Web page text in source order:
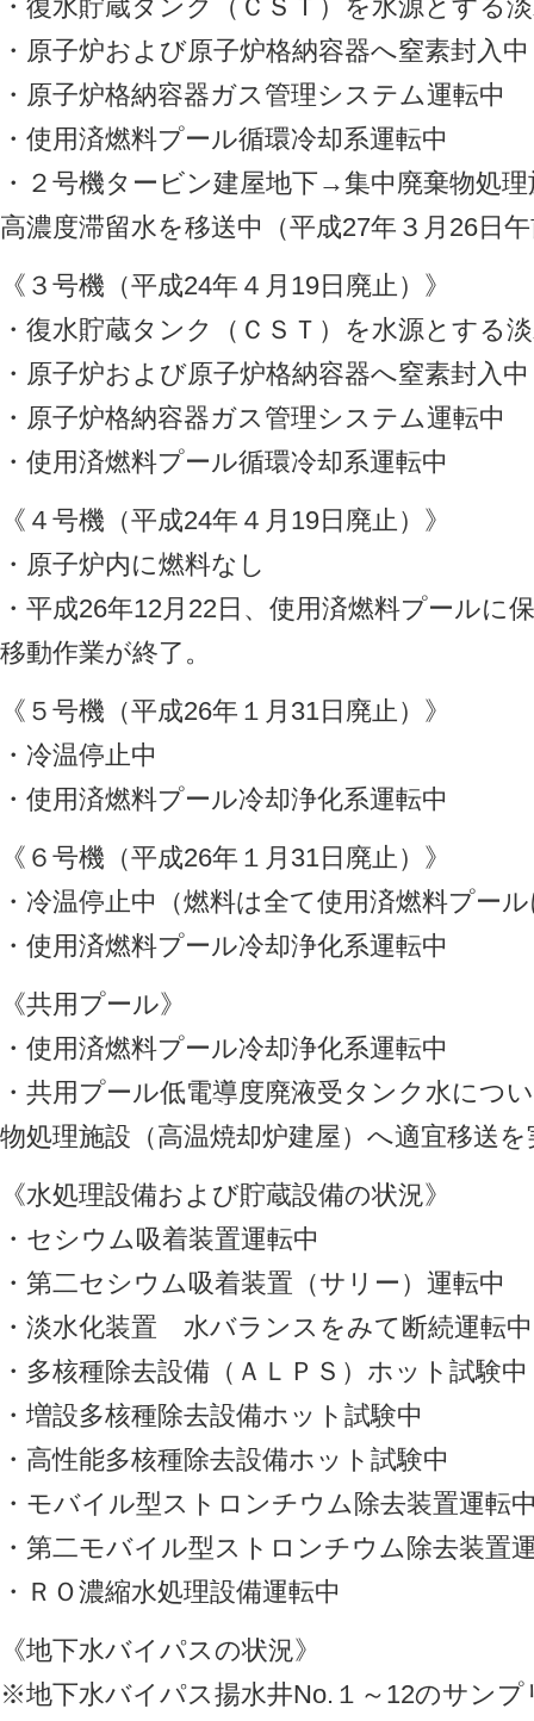
・復水貯蔵タンク（ＣＳＴ）を水源とする
・原子炉および原子炉格納容器へ窒素封入中
・原子炉格納容器ガス管理システム運転中
・使用済燃料プール循環冷却系運転中
・２号機タービン建屋地下→集中廃棄物処
高濃度滞留水を移送中（平成27年３月26日
《３号機（平成24年４月19日廃止）》
・復水貯蔵タンク（ＣＳＴ）を水源とする
・原子炉および原子炉格納容器へ窒素封入中
・原子炉格納容器ガス管理システム運転中
・使用済燃料プール循環冷却系運転中
《４号機（平成24年４月19日廃止）》
・原子炉内に燃料なし
・平成26年12月22日、使用済燃料プールに
移動作業が終了。
《５号機（平成26年１月31日廃止）》
・冷温停止中
・使用済燃料プール冷却浄化系運転中
《６号機（平成26年１月31日廃止）》
・冷温停止中（燃料は全て使用済燃料プー
・使用済燃料プール冷却浄化系運転中
《共用プール》
・使用済燃料プール冷却浄化系運転中
・共用プール低電導度廃液受タンク水につ
物処理施設（高温焼却炉建屋）へ適宜移送を
《水処理設備および貯蔵設備の状況》
・セシウム吸着装置運転中
・第二セシウム吸着装置（サリー）運転中
・淡水化装置 水バランスをみて断続運転中
・多核種除去設備（ＡＬＰＳ）ホット試験中
・増設多核種除去設備ホット試験中
・高性能多核種除去設備ホット試験中
・モバイル型ストロンチウム除去装置運転
・第二モバイル型ストロンチウム除去装置
・ＲＯ濃縮水処理設備運転中
《地下水バイパスの状況》
※地下水バイパス揚水井No.１～12のサンプ